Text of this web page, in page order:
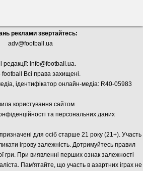
реклами звертайтесь:
adv@football.ua
редакції: info@football.ua.
Всі права захищені.
ідентифікатор онлайн-медіа: R40-05983
користування сайтом
та персональних даних
для осіб старше 21 року (21+). Участь
ігрову залежність. Дотримуйтесь правил
гри. При виявленні перших ознак залежності
Пам'ятайте, що участь в азартних іграх не